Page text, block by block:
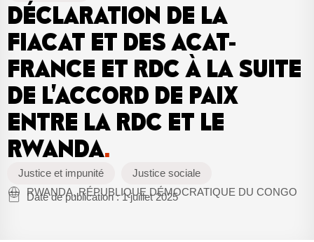
DÉCLARATION DE LA
FIACAT ET DES ACAT-
FRANCE ET RDC À LA SUITE
DE L’ACCORD DE PAIX
ENTRE LA RDC ET LE
RWANDA.
Justice et impunité
Justice sociale
RWANDA, RÉPUBLIQUE DÉMOCRATIQUE DU CONGO
Date de publication :1 juillet 2025